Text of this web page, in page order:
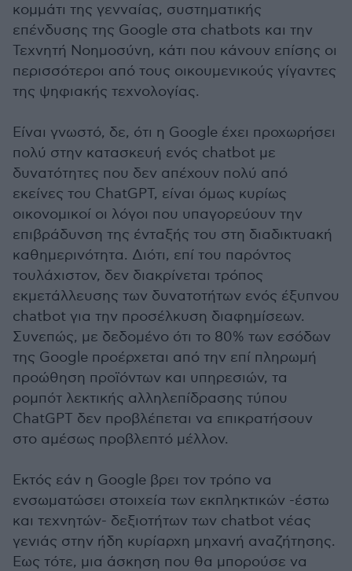
κομμάτι της γενναίας, συστηματικής
επένδυσης της Google στα chatbots και την
Τεχνητή Νοημοσύνη, κάτι που κάνουν επίσης οι
περισσότεροι από τους οικουμενικούς γίγαντες
της ψηφιακής τεχνολογίας.
Είναι γνωστό, δε, ότι η Google έχει προχωρήσει
πολύ στην κατασκευή ενός chatbot με
δυνατότητες που δεν απέχουν πολύ από
εκείνες του ChatGPT, είναι όμως κυρίως
οικονομικοί οι λόγοι που υπαγορεύουν την
επιβράδυνση της ένταξής του στη διαδικτυακή
καθημερινότητα. Διότι, επί του παρόντος
τουλάχιστον, δεν διακρίνεται τρόπος
εκμετάλλευσης των δυνατοτήτων ενός έξυπνου
chatbot για την προσέλκυση διαφημίσεων.
Συνεπώς, με δεδομένο ότι το 80% των εσόδων
της Google προέρχεται από την επί πληρωμή
προώθηση προϊόντων και υπηρεσιών, τα
ρομπότ λεκτικής αλληλεπίδρασης τύπου
ChatGPT δεν προβλέπεται να επικρατήσουν
στο αμέσως προβλεπτό μέλλον.
Εκτός εάν η Google βρει τον τρόπο να
ενσωματώσει στοιχεία των εκπληκτικών -έστω
και τεχνητών- δεξιοτήτων των chatbot νέας
γενιάς στην ήδη κυρίαρχη μηχανή αναζήτησης.
Εως τότε, μια άσκηση που θα μπορούσε να